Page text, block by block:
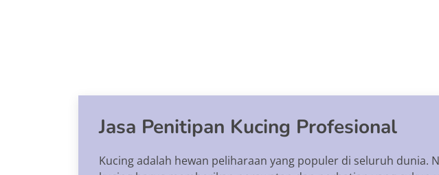
Jasa Penitipan Kucing Profesional
Kucing adalah hewan peliharaan yang populer di seluruh dunia.